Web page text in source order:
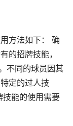
方法如下： 确
的招牌技能，
不同的球员因其
定的过人技
技能的使用需要